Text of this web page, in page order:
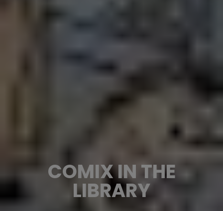
COMIX IN THE
LIBRARY